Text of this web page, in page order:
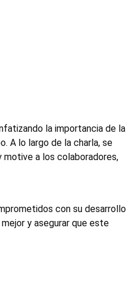
la importancia de la
A lo largo de la charla, se
a los colaboradores,
y asegurar que este